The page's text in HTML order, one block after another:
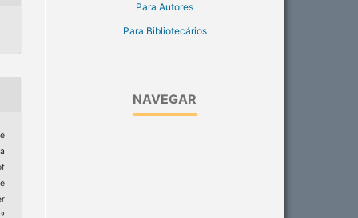
Para Autores
Para Bibliotecários
NAVEGAR